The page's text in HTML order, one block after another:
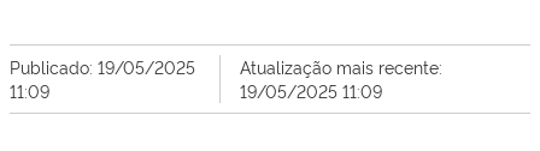
Publicado: 19/05/2025
11:09
Atualização mais recente:
19/05/2025 11:09